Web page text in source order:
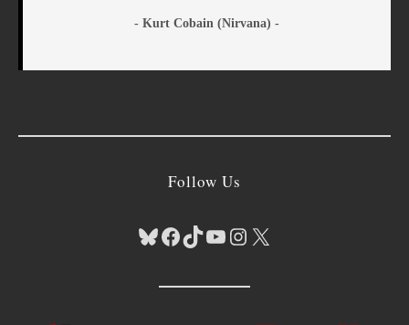
- Kurt Cobain (Nirvana) -
Follow Us